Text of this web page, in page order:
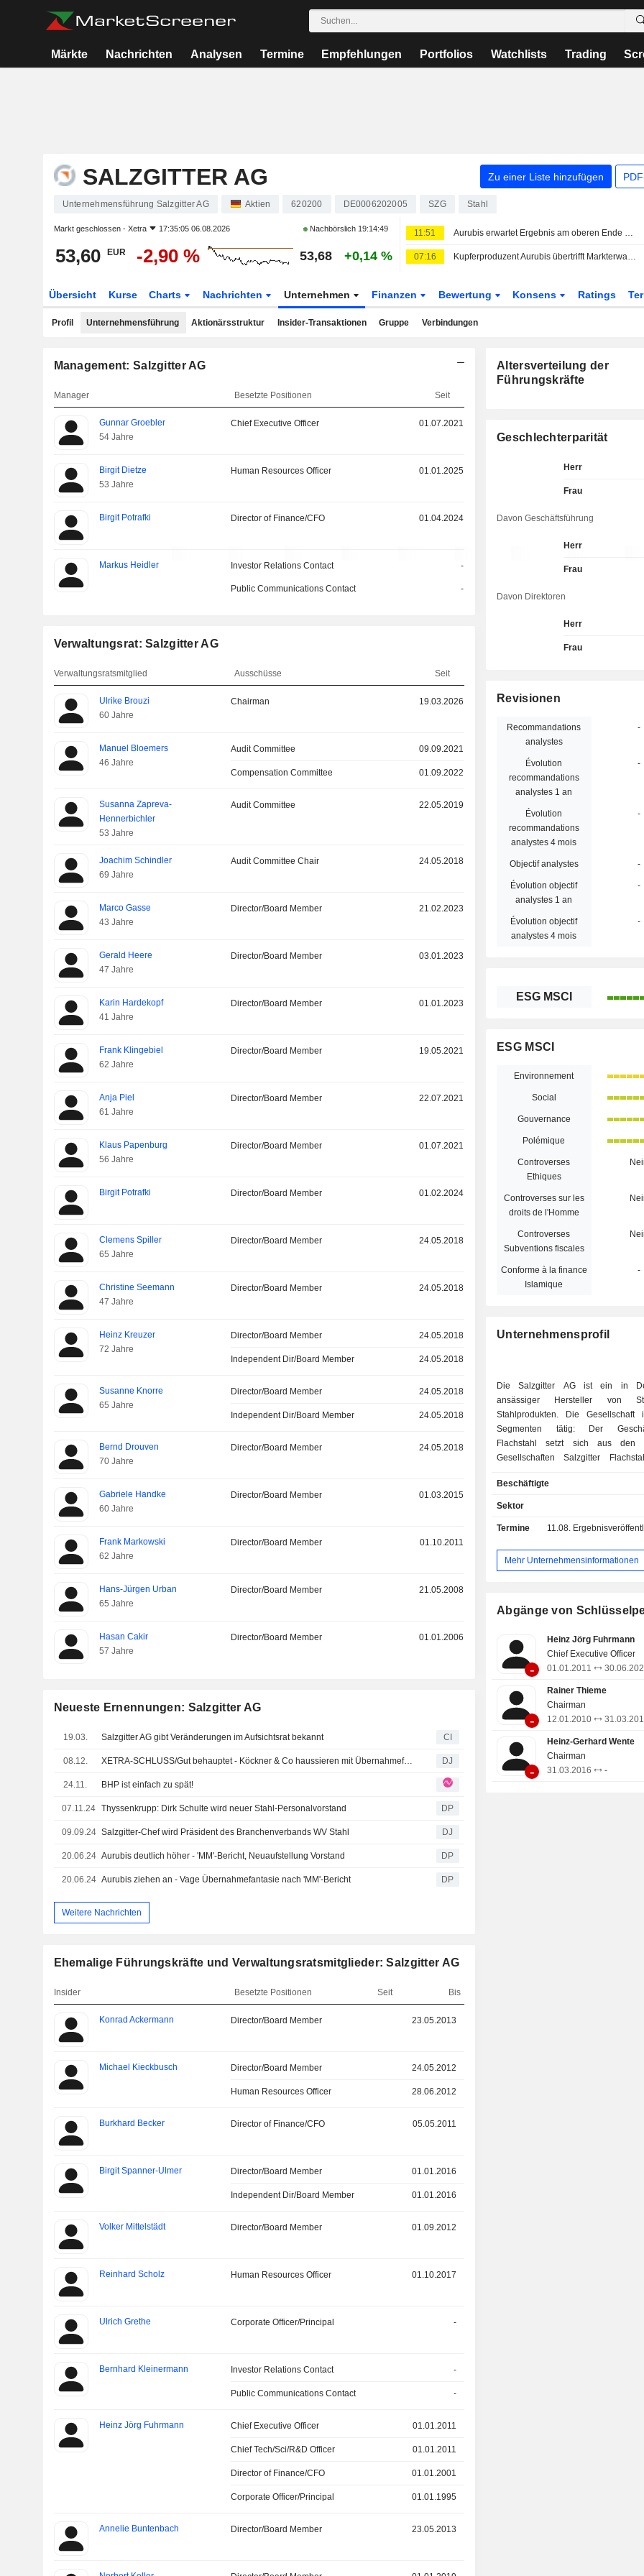
Märkte Nachrichten Analysen Termine Empfehlungen Portfolios Watchlists Trading
SALZGITTER AG Zu einer Liste hinzufügen
Unternehmensführung Salzgitter AG Aktien 620200 DE0006202005 SZG Stahl
Markt geschlossen - Xetra 17:35:05 06.08.2026 Nachbörslich 19:14:49
53,60 EUR -2,90 % 53,68 +0,14 %
11:51 Aurubis erwartet Ergebnis am oberen Ende der Prognosespanne - Enttäuschung über ausbleibende Anhebung
07:16 Kupferproduzent Aurubis übertrifft Markterwartungen beim operativen Ergebnis nach neun Monaten
Übersicht Kurse Charts Nachrichten Unternehmen Finanzen Bewertung Konsens Ratings
Profil Unternehmensführung Aktionärsstruktur Insider-Transaktionen Gruppe Verbindungen
Management: Salzgitter AG
Manager Besetzte Positionen Seit
Gunnar Groebler
54 Jahre
Chief Executive Officer 01.07.2021
Birgit Dietze
53 Jahre
Human Resources Officer 01.01.2025
Birgit Potrafki Director of Finance/CFO 01.04.2024
Markus Heidler Investor Relations Contact -
Public Communications Contact -
Verwaltungsrat: Salzgitter AG
Verwaltungsratsmitglied Ausschüsse Seit
Ulrike Brouzi
60 Jahre
Chairman 19.03.2026
Manuel Bloemers
46 Jahre
Audit Committee 09.09.2021
Compensation Committee 01.09.2022
Susanna Zapreva-
Hennerbichler
53 Jahre
Audit Committee 22.05.2019
Joachim Schindler
69 Jahre
Audit Committee Chair 24.05.2018
Marco Gasse
43 Jahre
Director/Board Member 21.02.2023
Gerald Heere
47 Jahre
Director/Board Member 03.01.2023
Karin Hardekopf
41 Jahre
Director/Board Member 01.01.2023
Frank Klingebiel
62 Jahre
Director/Board Member 19.05.2021
Anja Piel
61 Jahre
Director/Board Member 22.07.2021
Klaus Papenburg
56 Jahre
Director/Board Member 01.07.2021
Birgit Potrafki Director/Board Member 01.02.2024
Clemens Spiller
65 Jahre
Director/Board Member 24.05.2018
Christine Seemann
47 Jahre
Director/Board Member 24.05.2018
Heinz Kreuzer
72 Jahre
Director/Board Member 24.05.2018
Independent Dir/Board Member 24.05.2018
Susanne Knorre
65 Jahre
Director/Board Member 24.05.2018
Independent Dir/Board Member 24.05.2018
Bernd Drouven
70 Jahre
Director/Board Member 24.05.2018
Gabriele Handke
60 Jahre
Director/Board Member 01.03.2015
Frank Markowski
62 Jahre
Director/Board Member 01.10.2011
Hans-Jürgen Urban
65 Jahre
Director/Board Member 21.05.2008
Hasan Cakir
57 Jahre
Director/Board Member 01.01.2006
Neueste Ernennungen: Salzgitter AG
19.03. Salzgitter AG gibt Veränderungen im Aufsichtsrat bekannt CI
08.12. XETRA-SCHLUSS/Gut behauptet - Köckner & Co haussieren mit Übernahmefantasie DJ
24.11. BHP ist einfach zu spät!
07.11.24 Thyssenkrupp: Dirk Schulte wird neuer Stahl-Personalvorstand DP
09.09.24 Salzgitter-Chef wird Präsident des Branchenverbands WV Stahl DJ
20.06.24 Aurubis deutlich höher - 'MM'-Bericht, Neuaufstellung Vorstand DP
20.06.24 Aurubis ziehen an - Vage Übernahmefantasie nach 'MM'-Bericht DP
Weitere Nachrichten
Ehemalige Führungskräfte und Verwaltungsratsmitglieder: Salzgitter AG
Insider Besetzte Positionen Seit Bis
Konrad Ackermann Director/Board Member 23.05.2013
Michael Kieckbusch Director/Board Member 24.05.2012
Human Resources Officer 28.06.2012
Burkhard Becker Director of Finance/CFO 05.05.2011
Birgit Spanner-Ulmer Director/Board Member 01.01.2016
Independent Dir/Board Member 01.01.2016
Volker Mittelstädt Director/Board Member 01.09.2012
Reinhard Scholz Human Resources Officer 01.10.2017
Ulrich Grethe Corporate Officer/Principal -
Bernhard Kleinermann Investor Relations Contact -
Public Communications Contact -
Heinz Jörg Fuhrmann Chief Executive Officer 01.01.2011
Chief Tech/Sci/R&D Officer 01.01.2011
Director of Finance/CFO 01.01.2001
Corporate Officer/Principal 01.01.1995
Annelie Buntenbach Director/Board Member 23.05.2013
Altersverteilung der
Führungskräfte
Geschlechterparität
Herr
Frau
Davon Geschäftsführung
Herr
Frau
Davon Direktoren
Herr
Frau
Revisionen
Recommandations
analystes
-
Évolution
recommandations
analystes 1 an
-
Évolution
recommandations
analystes 4 mois
-
Objectif analystes -
Évolution objectif
analystes 1 an
-
Évolution objectif
analystes 4 mois
-
ESG MSCI
ESG MSCI
Environnement
Social
Gouvernance
Polémique
Controverses
Ethiques
Controverses sur les
droits de l'Homme
Controverses
Subventions fiscales
Conforme à la finance
Islamique
-
Unternehmensprofil
Die Salzgitter AG ist ein in
ansässiger Hersteller von
Stahlprodukten. Die
Segmenten tätig: Der
Flachstahl setzt sich aus den
Gesellschaften Salzgitter
Europlatinen GmbH und
Mannesmann Stahlservice GmbH
metallurgischen
Grobblech/Profilstahl umfasst die
Grobblech GmbH, die Salzgitter
bietet verschiedene Roheisen-,
bietet Stahlrohre an und ist
Mannesmannroehren-Werke GmbH
Segment Handel ist über die
Mannesmann Handel GmbH und
Eisen und Stahl GmbH im
Stahlprodukten tätig. Das Segment
bietet Produkte und
Hersteller von Maschinen und
Abfüllung und Verpackung von
Beschäftigte
Sektor
Termine 11.08.
Mehr Unternehmensinformationen
Abgänge von
-
Heinz Jörg Fuhrmann
Chief Executive Officer
01.01.2011
-
Rainer Thieme
Chairman
12.01.2010
-
Heinz-Gerhard Wente
Chairman
31.03.2016
-